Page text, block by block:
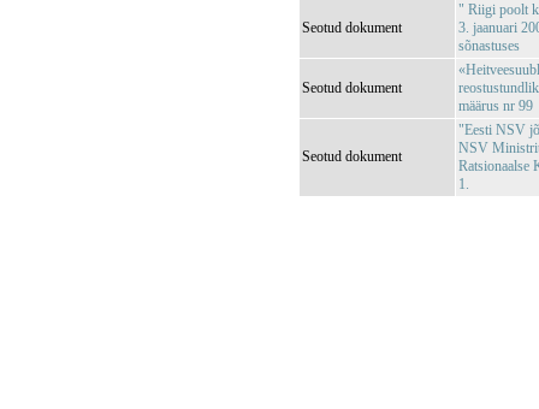
Seotud dokument
" Riigi poolt
3. jaanuari
sõnastuses
Seotud dokument
määrus nr 99
Seotud dokument
"Eesti NSV
NSV
Ratsionaalse
1.